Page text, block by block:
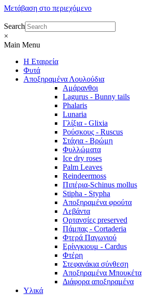
Μετάβαση στο περιεχόμενο
Search
×
Main Menu
Η Εταιρεία
Φυτά
Αποξηραμένα Λουλούδια
Αμάρανθοι
Lagurus - Bunny tails
Phalaris
Lunaria
Γλίξια - Glixia
Ρούσκους - Ruscus
Στάχια - Βρώμη
Φυλλώματα
Ice dry roses
Palm Leaves
Reindeermoss
Πιπέρια-Schinus mollus
Stipha - Stypha
Αποξηραμένα φρούτα
Λεβάντα
Ορτανσίες preserved
Πάμπας - Cortaderia
Φτερά Παγωνιού
Ερίνγκιουμ - Cardus
Φτέρη
Στεφανάκια σύνθεση
Αποξηραμένα Μπουκέτα
Διάφορα αποξηραμένα
Υλικά